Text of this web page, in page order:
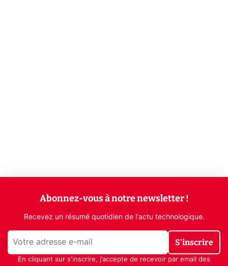
Abonnez-vous à notre newsletter !
Recevez un résumé quotidien de l'actu technologique.
S'inscrire
En cliquant sur s'inscrire, j’accepte de recevoir par email des